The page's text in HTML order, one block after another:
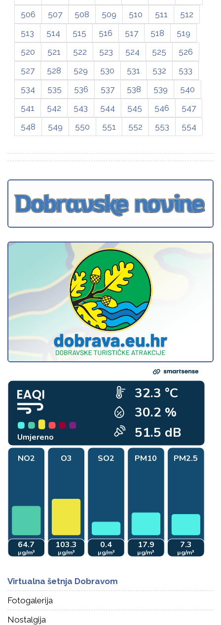
Virtualna šetnja Dobravom
Fotogalerija
Nostalgija
506
507 508 509 510 511
512
513
514 515 516 517 518
519
520
521 522 523 524 525
526
527
528 529 530 531 532
533
534
535 536 537 538 539
540
541
542 543 544 545 546
547
548
549 550 551 552 553 554